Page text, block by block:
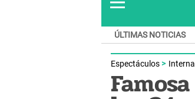
ÚLTIMAS NOTICIAS
Espectáculos